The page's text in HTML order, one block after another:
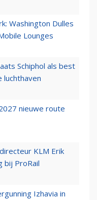
Washington Dulles
Lounges
Schiphol als best
luchthaven
nieuwe route
KLM Erik
bij ProRail
Izhavia in